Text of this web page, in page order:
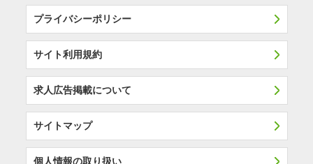
プライバシーポリシー
サイト利用規約
求人広告掲載について
サイトマップ
個人情報の取り扱い